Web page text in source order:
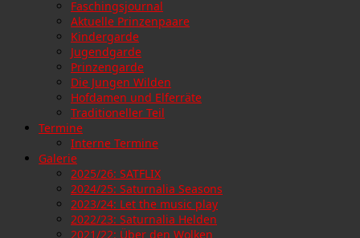
Faschingsjournal
Aktuelle Prinzenpaare
Kindergarde
Jugendgarde
Prinzengarde
Die Jungen Wilden
Hofdamen und Elferräte
Traditioneller Teil
Termine
Interne Termine
Galerie
2025/26: SATFLIX
2024/25: Saturnalia Seasons
2023/24: Let the music play
2022/23: Saturnalia Helden
2021/22: Über den Wolken